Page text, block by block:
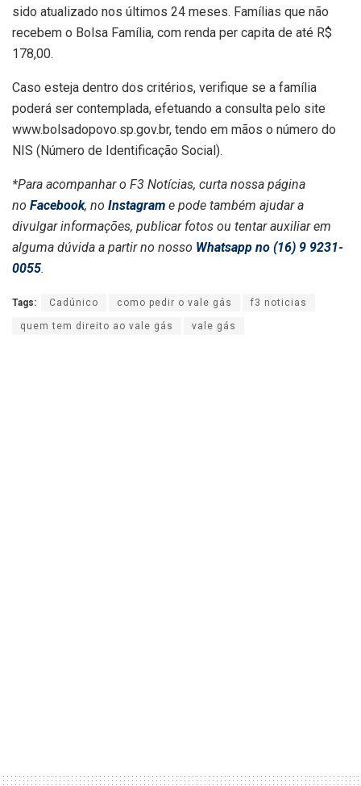
sido atualizado nos últimos 24 meses. Famílias que não
recebem o Bolsa Família, com renda per capita de até R$
178,00.
Caso esteja dentro dos critérios, verifique se a família
poderá ser contemplada, efetuando a consulta pelo site
www.bolsadopovo.sp.gov.br, tendo em mãos o número do
NIS (Número de Identificação Social).
*Para acompanhar o F3 Notícias, curta nossa página
no Facebook, no Instagram e pode também ajudar a
divulgar informações, publicar fotos ou tentar auxiliar em
alguma dúvida a partir no nosso Whatsapp no (16) 9 9231-
0055.
Tags: Cadúnico como pedir o vale gás f3 noticias
quem tem direito ao vale gás vale gás